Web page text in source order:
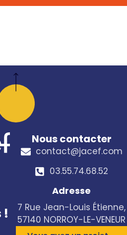
!
Nous contacter
contact@jacef.com
03.55.74.68.52​
Adresse
7 Rue Jean-Louis Étienne,
57140 NORROY-LE-VENEUR